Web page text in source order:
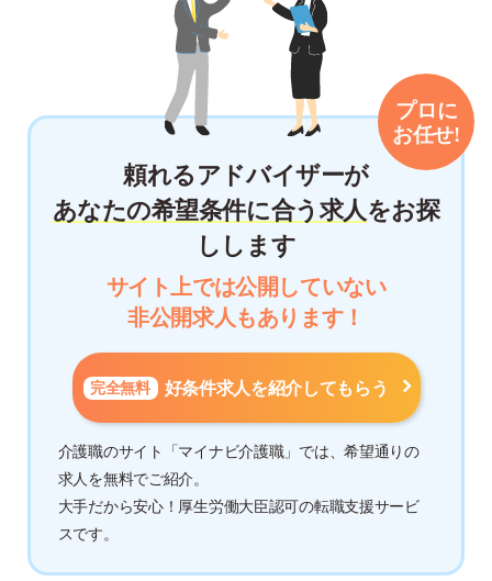
頼れるアドバイザーが
あなたの希望条件に合う求人をお探
しします
サイト上では公開していない
非公開求人もあります！
完全無料 好条件求人を紹介してもらう
介護職のサイト「マイナビ介護職」では、希望通りの
求人を無料でご紹介。
大手だから安心！厚生労働大臣認可の転職支援サービ
スです。